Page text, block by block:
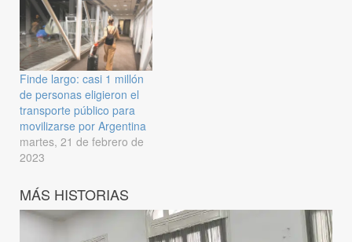
Finde largo: casi 1 millón
de personas eligieron el
transporte público para
movilizarse por Argentina
martes, 21 de febrero de
2023
MÁS HISTORIAS